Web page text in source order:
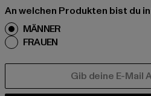
An welchen Produkten bist du
MÄNNER
FRAUEN